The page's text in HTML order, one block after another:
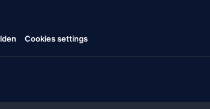
Cookies settings